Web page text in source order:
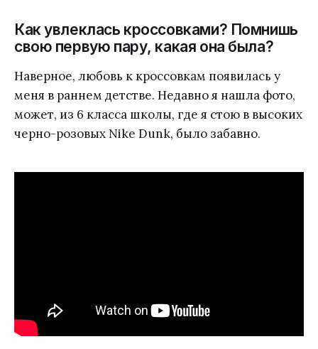
Как увлеклась кроссовками? Помнишь
свою первую пару, какая она была?
Наверное, любовь к кроссовкам появилась у
меня в раннем детстве. Недавно я нашла фото,
может, из 6 класса школы, где я стою в высоких
черно-розовых Nike Dunk, было забавно.